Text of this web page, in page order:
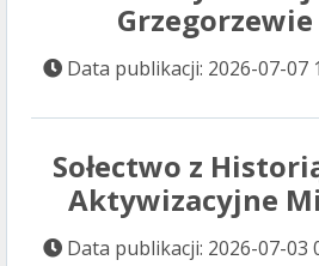
Data publikacji: 2026-07-07
Sołectwo z
Aktywizacyjne
Data publikacji: 2026-07-03